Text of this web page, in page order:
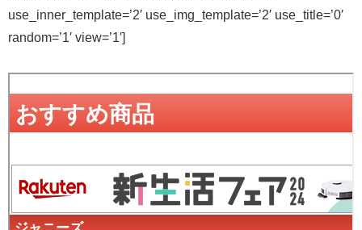
use_inner_template=’2′ use_img_template=’2′ use_title=’0′
random=’1′ view=’1′]